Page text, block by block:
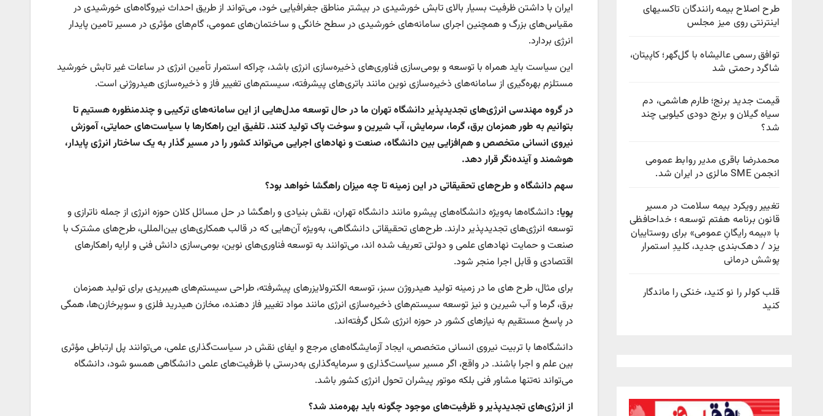
طرح اصلاح بیمه رانندگان تاکسیهای
اینترنتی روی میز مجلس
توافق رسمی عالیشاه با گل‌گهر؛ کاپیتان،
شاگرد رحمتی شد
قیمت جدید برنج؛ طارم هاشمی، دم
سیاه گیلان و برنج دودی کیلویی چند
شد؟
محمدرضا باقری مدیر روابط عمومی
انجمن SME مالزی در ایران شد.
تغییر رویکرد بیمه سلامت در مسیر
قانون برنامه هفتم توسعه ؛ خداحافظی
با «بیمه رایگانِ عمومی» برای روستاییان
یزد / دهک‌بندی جدید، کلیدِ استمرار
پوشش درمانی
قلب کولر را نو کنید، خنکی را ماندگار
کنید
ایران با داشتن ظرفیت بسیار بالای تابش خورشیدی در بیشتر مناطق جغرافیایی خود، می‌تواند از طریق احداث نیروگاه‌های خورشیدی در
مقیاس‌های بزرگ و همچنین اجرای سامانه‌های خورشیدی در سطح خانگی و ساختمان‌های عمومی، گام‌های مؤثری در مسیر تامین پایدار
انرژی بردارد.
این سیاست باید همراه با توسعه و بومی‌سازی فناوری‌های ذخیره‌سازی انرژی باشد، چراکه استمرار تأمین انرژی در ساعات غیر تابش خورشید
مستلزم بهره‌گیری از سامانه‌های ذخیره‌سازی نوین مانند باتری‌های پیشرفته، سیستم‌های تغییر فاز و ذخیره‌سازی هیدروژنی است.
در گروه مهندسی انرژی‌های تجدیدپذیر دانشگاه تهران ما در حال توسعه مدل‌هایی از این سامانه‌های ترکیبی و چندمنظوره هستیم تا
بتوانیم به طور همزمان برق، گرما، سرمایش، آب شیرین و سوخت پاک تولید کنند. تلفیق این راهکارها با سیاست‌های حمایتی، آموزش
نیروی انسانی متخصص و هم‌افزایی بین دانشگاه، صنعت و نهادهای اجرایی می‌تواند کشور را در مسیر گذار به یک ساختار انرژی پایدار،
هوشمند و آینده‌نگر قرار دهد.
سهم دانشگاه و طرح‌های تحقیقاتی در این زمینه تا چه میزان راهگشا خواهد بود؟
پویا: دانشگاه‌ها به‌ویژه دانشگاه‌های پیشرو مانند دانشگاه تهران، نقش بنیادی و راهگشا در حل مسائل کلان حوزه انرژی از جمله ناترازی و
توسعه انرژی‌های تجدیدپذیر دارند. طرح‌های تحقیقاتی دانشگاهی، به‌ویژه آن‌هایی که در قالب همکاری‌های بین‌المللی، طرح‌های مشترک با
صنعت و حمایت نهادهای علمی و دولتی تعریف شده اند، می‌توانند به توسعه فناوری‌های نوین، بومی‌سازی دانش فنی و ارایه راهکارهای
اقتصادی و قابل اجرا منجر شود.
برای مثال، طرح های ما در زمینه تولید هیدروژن سبز، توسعه الکترولایزرهای پیشرفته، طراحی سیستم‌های هیبریدی برای تولید همزمان
برق، گرما و آب شیرین و نیز توسعه سیستم‌های ذخیره‌سازی انرژی مانند مواد تغییر فاز دهنده، مخازن هیدرید فلزی و سوپرخازن‌ها، همگی
در پاسخ مستقیم به نیازهای کشور در حوزه انرژی شکل گرفته‌اند.
دانشگاه‌ها با تربیت نیروی انسانی متخصص، ایجاد آزمایشگاه‌های مرجع و ایفای نقش در سیاست‌گذاری علمی، می‌توانند پل ارتباطی مؤثری
بین علم و اجرا باشند. در واقع، اگر مسیر سیاست‌گذاری و سرمایه‌گذاری به‌درستی با ظرفیت‌های علمی دانشگاهی همسو شود، دانشگاه
می‌تواند نه‌تنها مشاور فنی بلکه موتور پیشران تحول انرژی کشور باشد.
از انرژی‌های تجدیدپذیر و ظرفیت‌های موجود چگونه باید بهره‌مند شد؟